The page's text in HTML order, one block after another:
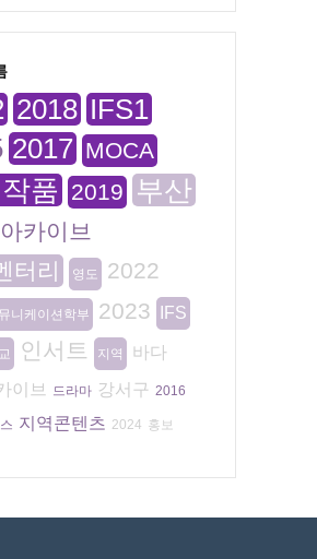
2018 IFS1
2017 MOCA
품 2019 부산
아카이브
터리
영도 2022
니케이션학부 2023 IFS
인서트 지역
바다
이브
드라마 강서구 2016
지역콘텐츠 2024 홍보